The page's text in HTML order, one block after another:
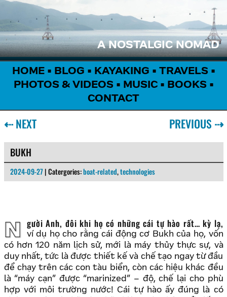
A NOSTALGIC NOMAD
HOME• BLOG • KAYAKING • TRAVELS •
PHOTOS & VIDEOS • MUSIC• BOOKS •
CONTACT
PREVIOUS ⇢
⇠NEXT
BUKH
2024-09-27| Catergories:boat-related,technologies
Người Anh, đôi khi họ có những cái tự hào rất… kỳ lạ,
ví dụ họ cho rằng cái động cơ Bukh của họ, vốn
có hơn 120 năm lịch sử, mới là máy thủy thực sự, và
duy nhất, tức là được thiết kế và chế tạo ngay từ đầu
để chạy trên các con tàu biển, còn các hiệu khác đều
là “máy cạn” được “marinized” – độ, chế lại cho phù
hợp với môi trường nước! Cái tự hào ấy đúng là có